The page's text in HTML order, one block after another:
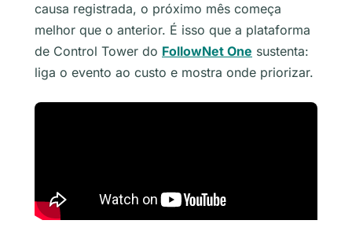
causa registrada, o próximo mês começa
melhor que o anterior. É isso que a plataforma
de Control Tower do FollowNet One sustenta:
liga o evento ao custo e mostra onde priorizar.